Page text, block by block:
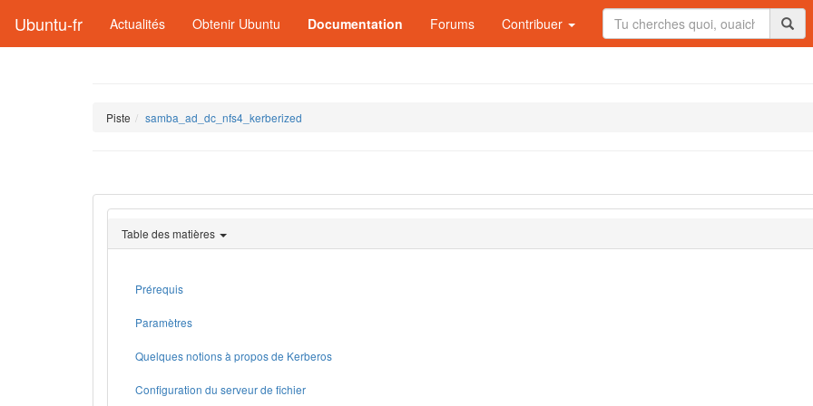
Ubuntu-fr Actualités Obtenir Ubuntu Documentation Forums Contribuer
Piste samba_ad_dc_nfs4_kerberized
Table des matières
Prérequis
Paramètres
Quelques notions à propos de Kerberos
Configuration du serveur de fichier